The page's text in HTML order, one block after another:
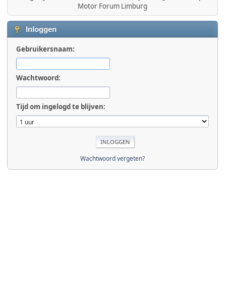
Motor Forum Limburg
Inloggen
Gebruikersnaam:
Wachtwoord:
Tijd om ingelogd te blijven:
Wachtwoord vergeten?